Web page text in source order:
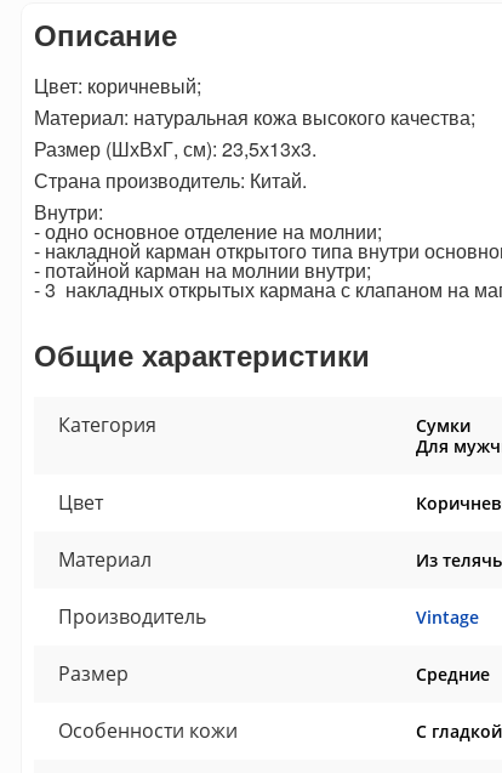
Описание
Цвет: коричневый;
Материал: натуральная кожа высокого качества;
Размер (ШхВхГ, см): 23,5х13х3.
Страна производитель: Китай.
Внутри:
- одно основное отделение на молнии;
- накладной карман открытого типа внутри
- потайной карман на молнии внутри;
- 3 накладных открытых кармана с клапаном на
Общие характеристики
Категория
Сумки
Для
Цвет
Материал Из
Производитель Vintage
Размер Средние
Особенности кожи С